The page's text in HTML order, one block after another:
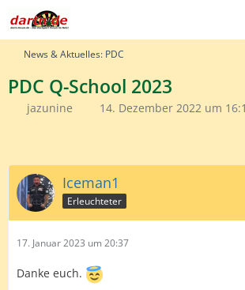
News & Aktuelles: PDC
PDC Q-School 2023
jazunine 14. Dezember 2022 um
Iceman1
Erleuchteter
17. Januar 2023 um 20:37
Danke euch.